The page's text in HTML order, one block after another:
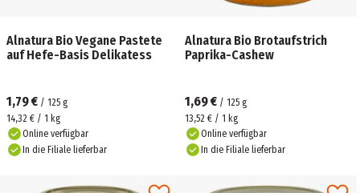
Alnatura Bio Vegane Pastete
auf Hefe-Basis Delikatess
1,79 € / 125 g
14,32 € / 1 kg
Online verfügbar
In die Filiale lieferbar
Alnatura Bio Brotaufstrich
Paprika-Cashew
1,69 € / 125 g
13,52 € / 1 kg
Online verfügbar
In die Filiale lieferbar